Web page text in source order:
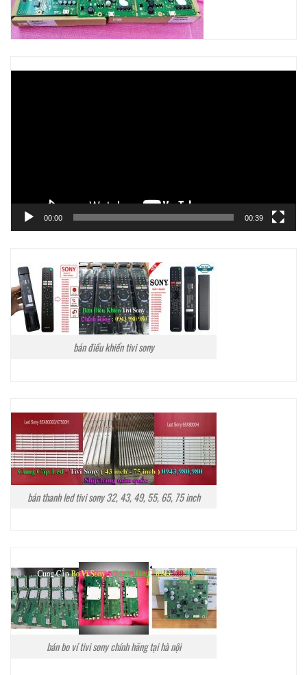
00:00 00:39
bán điều khiển tivi sony
bán thanh led tivi sony 32, 43, 49, 55, 65, 75 inch
bán bo vỉ tivi sony chính hãng tại hà nội